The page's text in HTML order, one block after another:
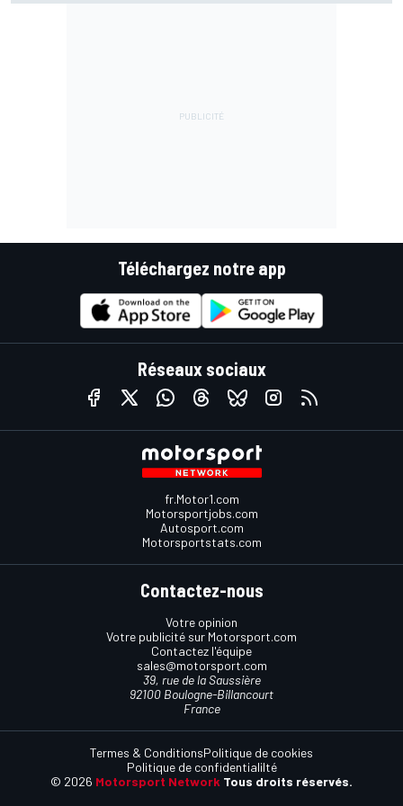
Téléchargez notre app
Réseaux sociaux
fr.Motor1.com
Motorsportjobs.com
Autosport.com
Motorsportstats.com
Contactez-nous
Votre opinion
Votre publicité sur Motorsport.com
Contactez l'équipe
sales@motorsport.com
39, rue de la Saussière
92100 Boulogne-Billancourt
France
© 2026 Motorsport Network Tous droits réservés.
Termes & ConditionsPolitique de cookies
Politique de confidentialilté